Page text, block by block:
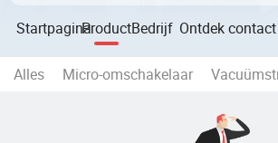
StartpaginaProductBedrijf Ontdekcontact
Alles Micro-omschakelaar